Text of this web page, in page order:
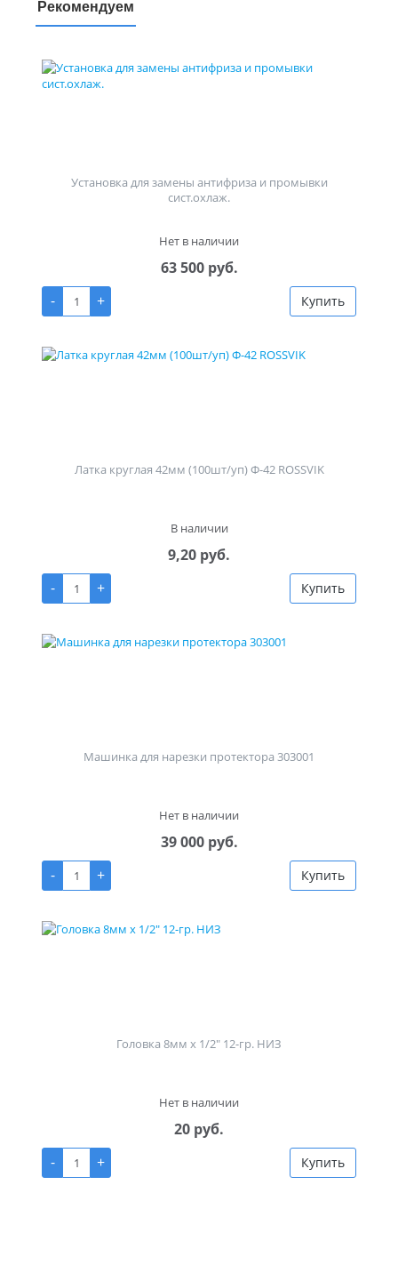
Рекомендуем
Установка для замены антифриза и промывки
сист.охлаж.
Нет в наличии
63 500 руб.
-
+ Купить
Латка круглая 42мм (100шт/уп) Ф-42 ROSSVIK
В наличии
9,20 руб.
-
+ Купить
Машинка для нарезки протектора 303001
Нет в наличии
39 000 руб.
-
+ Купить
Головка 8мм х 1/2" 12-гр. НИЗ
Нет в наличии
20 руб.
-
+ Купить